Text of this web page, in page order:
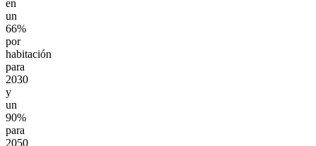
en
un
66%
por
habitación
para
2030
y
un
90%
para
2050